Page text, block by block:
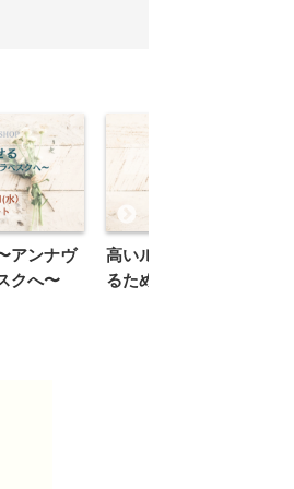
アンナヴ
クへ〜
高いルルヴェ 〜踵を上げ
るために〜